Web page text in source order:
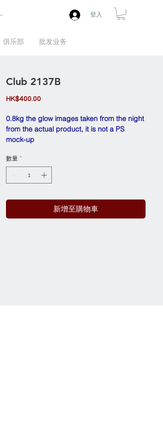
登入
俱乐部 批发业务
Club 2137B
HK$400.00價
0.8kg the glow images taken from the night
from the actual product, it is not a PS
mock-up
數量 *
新增至購物車